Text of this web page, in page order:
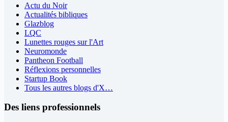
Actu du Noir
Actualités bibliques
Glazblog
LQC
Lunettes rouges sur l'Art
Neuromonde
Pantheon Football
Réflexions personnelles
Startup Book
Tous les autres blogs d'X…
Des liens professionnels